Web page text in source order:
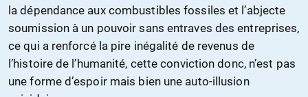
la dépendance aux combustibles fossiles et l’abjecte
soumission à un pouvoir sans entraves des entreprises,
ce qui a renforcé la pire inégalité de revenus de
l’histoire de l’humanité, cette conviction donc, n’est pas
une forme d’espoir mais bien une auto-illusion